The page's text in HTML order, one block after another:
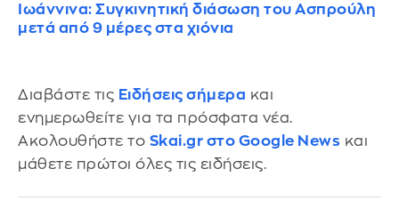
Ιωάννινα: Συγκινητική διάσωση του Ασπρούλη
μετά από 9 μέρες στα χιόνια
Διαβάστε τις Ειδήσεις σήμερα και
ενημερωθείτε για τα πρόσφατα νέα.
Ακολουθήστε το Skai.gr στο Google News και
μάθετε πρώτοι όλες τις ειδήσεις.